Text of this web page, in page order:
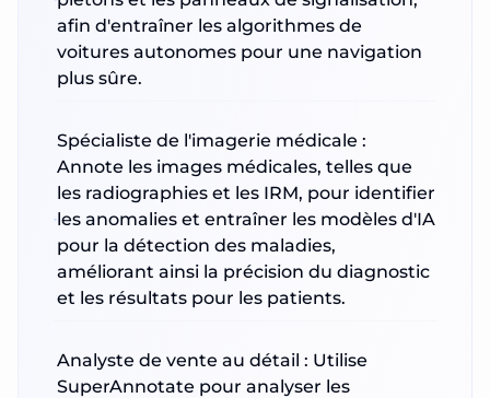
afin d'entraîner les algorithmes de
voitures autonomes pour une navigation
plus sûre.
Spécialiste de l'imagerie médicale :
Annote les images médicales, telles que
les radiographies et les IRM, pour identifier
les anomalies et entraîner les modèles d'IA
pour la détection des maladies,
améliorant ainsi la précision du diagnostic
et les résultats pour les patients.
Analyste de vente au détail : Utilise
SuperAnnotate pour analyser les